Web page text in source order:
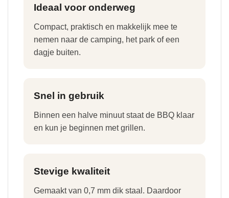
Ideaal voor onderweg
Compact, praktisch en makkelijk mee te
nemen naar de camping, het park of een
dagje buiten.
Snel in gebruik
Binnen een halve minuut staat de BBQ klaar
en kun je beginnen met grillen.
Stevige kwaliteit
Gemaakt van 0,7 mm dik staal. Daardoor